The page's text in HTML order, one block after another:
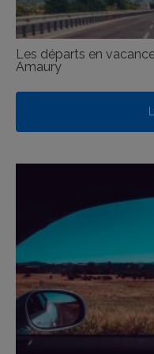
Les départs en
Amaury